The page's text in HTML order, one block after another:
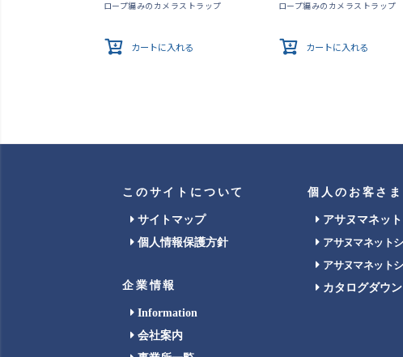
ロープ編みのカメラストラップ
カートに入れる
ロープ編みのカメラストラップ
カートに入れる
このサイトについて
サイトマップ
個人情報保護方針
企業情報
Information
会社案内
個人のお客さま
アサヌマネッ
アサヌマネット
アサヌマネット
カタログダウ